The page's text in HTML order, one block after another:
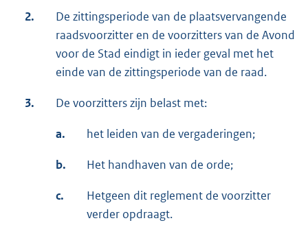
2.
De zittingsperiode van de plaatsvervangende
raadsvoorzitter en de voorzitters van de Avond
voor de Stad eindigt in ieder geval met het
einde van de zittingsperiode van de raad.
3. De voorzitters zijn belast met:
a. het leiden van de vergaderingen;
b. Het handhaven van de orde;
c.
Hetgeen dit reglement de voorzitter
verder opdraagt.